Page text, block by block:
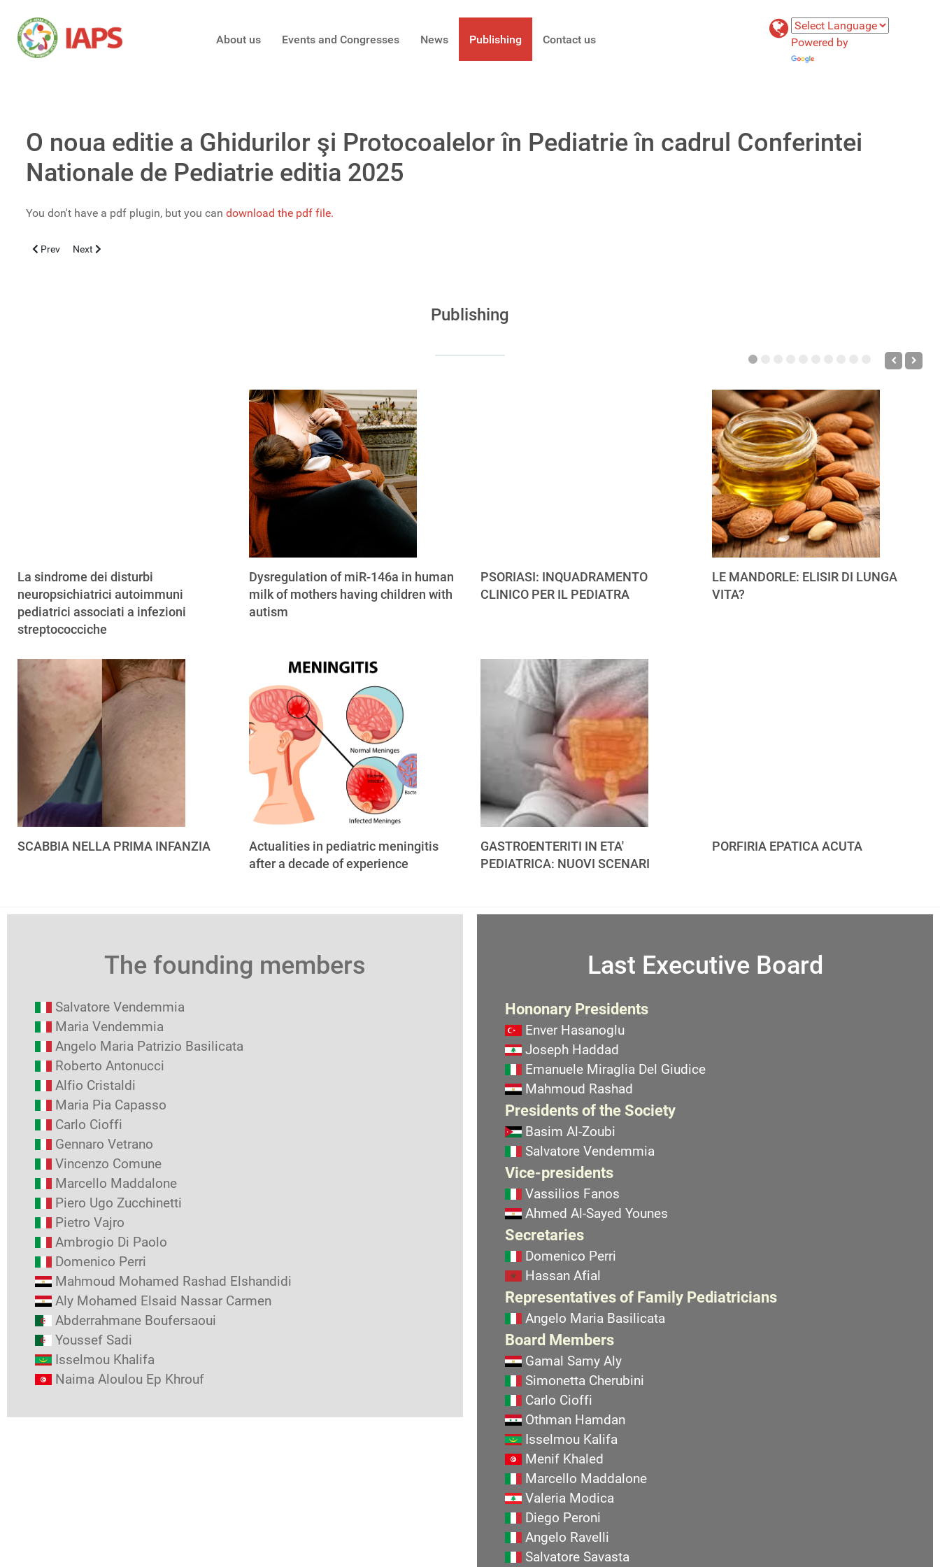
About us Events and Congresses News Publishing Contact us
Powered by
O noua editie a Ghidurilor şi Protocoalelor în Pediatrie în cadrul Conferintei
Nationale de Pediatrie editia 2025
You don't have a pdf plugin, but you can download the pdf file.
Previous article: Medicina pediatrica este într-o continuă evoluție, iar capacitatea de adaptare la noile descoperiri științifice este esentială pentru îmbunătățirea calității actului medical
Prev Next article: Il criptorchidismo: tra genetica, ambiente e sviluppo precoce
Next
Publishing
La sindrome dei disturbi
neuropsichiatrici autoimmuni
pediatrici associati a infezioni
streptococciche
Dysregulation of miR-146a in human
milk of mothers having children with
autism
PSORIASI: INQUADRAMENTO
CLINICO PER IL PEDIATRA
LE MANDORLE: ELISIR DI LUNGA
VITA?
SCABBIA NELLA PRIMA INFANZIA
Actualities in pediatric meningitis
after a decade of experience
GASTROENTERITI IN ETA'
PEDIATRICA: NUOVI SCENARI
PORFIRIA EPATICA ACUTA
The founding members
Salvatore Vendemmia
Maria Vendemmia
Angelo Maria Patrizio Basilicata
Roberto Antonucci
Alfio Cristaldi
Maria Pia Capasso
Carlo Cioffi
Gennaro Vetrano
Vincenzo Comune
Marcello Maddalone
Piero Ugo Zucchinetti
Pietro Vajro
Ambrogio Di Paolo
Domenico Perri
Mahmoud Mohamed Rashad Elshandidi
Aly Mohamed Elsaid Nassar Carmen
Abderrahmane Boufersaoui
Youssef Sadi
Isselmou Khalifa
Naima Aloulou Ep Khrouf
Last Executive Board
Hononary Presidents
Enver Hasanoglu
Joseph Haddad
Emanuele Miraglia Del Giudice
Mahmoud Rashad
Presidents of the Society
Basim Al-Zoubi
Salvatore Vendemmia
Vice-presidents
Vassilios Fanos
Ahmed Al-Sayed Younes
Secretaries
Domenico Perri
Hassan Afial
Representatives of Family Pediatricians
Angelo Maria Basilicata
Board Members
Gamal Samy Aly
Simonetta Cherubini
Carlo Cioffi
Othman Hamdan
Isselmou Kalifa
Menif Khaled
Marcello Maddalone
Valeria Modica
Diego Peroni
Angelo Ravelli
Salvatore Savasta